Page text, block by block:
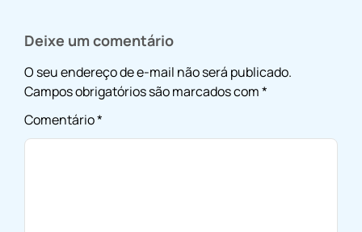
Deixe um comentário
O seu endereço de e-mail não será publicado.
Campos obrigatórios são marcados com*
Comentário*